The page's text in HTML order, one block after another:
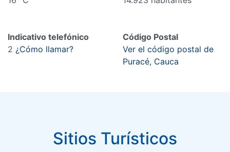
Indicativo telefónico
2 ¿Cómo llamar?
Código Postal
Ver el código postal de
Puracé, Cauca
Sitios Turísticos